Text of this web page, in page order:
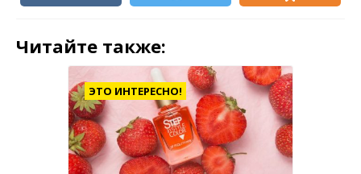
Читайте также:
ЭТО ИНТЕРЕСНО!